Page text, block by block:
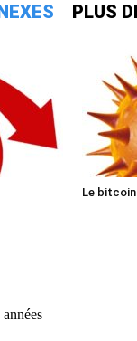
PLUS
Le